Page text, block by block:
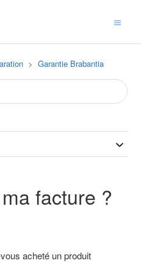
Garantie Brabantia
facture ?
acheté un produit